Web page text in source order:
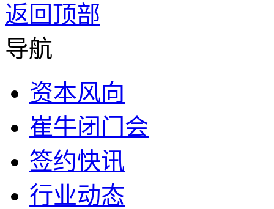
返回顶部
导航
资本风向
崔牛闭门会
签约快讯
行业动态